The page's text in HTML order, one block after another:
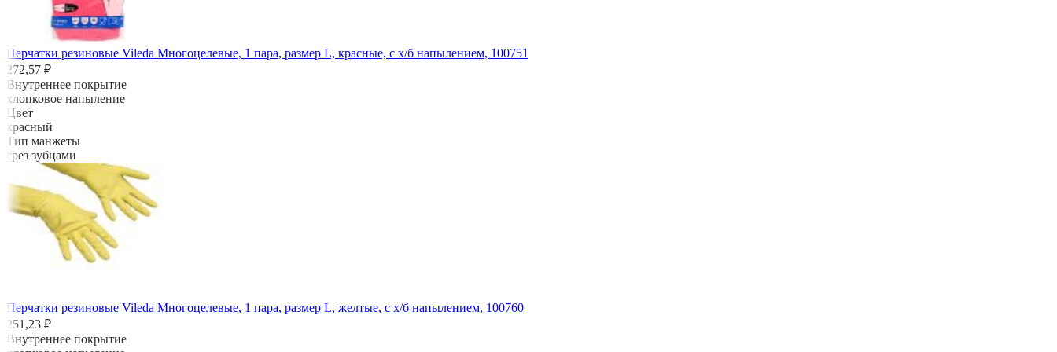
Перчатки резиновые Vileda Многоцелевые, 1 пара, размер L, красные, с х/б напылением, 100751
272,57 ₽
Внутреннее покрытие
хлопковое напыление
Цвет
красный
Тип манжеты
срез зубцами
Перчатки резиновые Vileda Многоцелевые, 1 пара, размер L, желтые, с х/б напылением, 100760
251,23 ₽
Внутреннее покрытие